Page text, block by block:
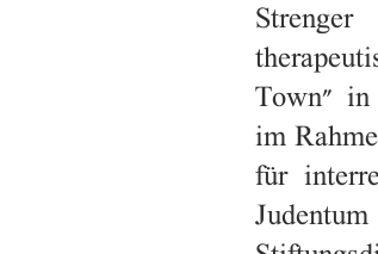
Town" in
im
für